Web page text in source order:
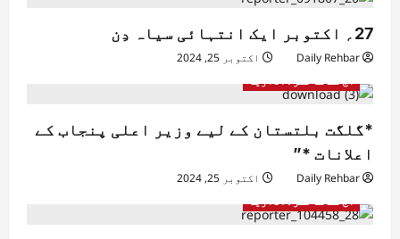
27؍ اکتوبر ایک انتہائی سیاہ دِن
Daily Rehbar
اکتوبر 25, 2024
آج کے کالمز/ اداریہ
*گلگت بلتستان کے لیے وزیر اعلی پنجاب کے
اعلانات *”
Daily Rehbar
اکتوبر 25, 2024
آج کے کالمز/ اداریہ